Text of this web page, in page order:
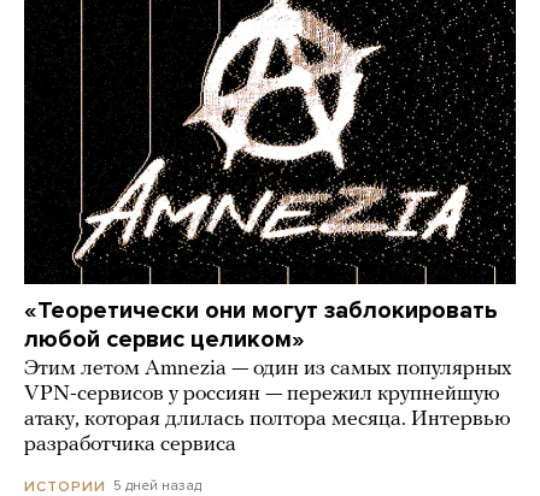
«Теоретически они могут заблокировать
любой сервис целиком»
Этим летом Amnezia — один из самых популярных
VPN-сервисов у россиян — пережил крупнейшую
атаку, которая длилась полтора месяца. Интервью
разработчика сервиса
ИСТОРИИ 5 дней назад